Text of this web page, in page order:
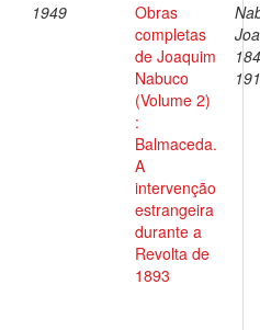
1949
Obras
completas
de Joaquim
Nabuco
(Volume 2)
:
Balmaceda.
A
intervenção
estrangeira
durante a
Revolta de
1893